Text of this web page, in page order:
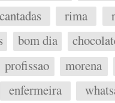
rima
bom dia
profissao morena
enfermeira